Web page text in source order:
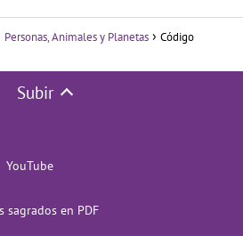
Personas, Animales y Planetas
Código
Subir
YouTube
sagrados en PDF